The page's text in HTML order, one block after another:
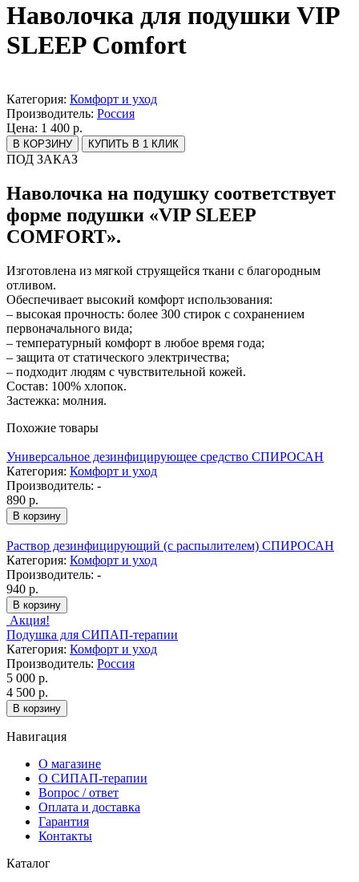
Наволочка для подушки VIP
SLEEP Comfort
Категория: Комфорт и уход
Производитель: Россия
Цена: 1 400 р.
ПОД ЗАКАЗ
Наволочка на подушку соответствует
форме подушки «VIP SLEEP
COMFORT».
Изготовлена из мягкой струящейся ткани с благородным
отливом.
Обеспечивает высокий комфорт использования:
– высокая прочность: более 300 стирок с сохранением
первоначального вида;
– температурный комфорт в любое время года;
– защита от статического электричества;
– подходит людям с чувствительной кожей.
Состав: 100% хлопок.
Застежка: молния.
Похожие товары
Универсальное дезинфицирующее средство СПИРОСАН
Категория: Комфорт и уход
Производитель: -
890 р.
Раствор дезинфицирующий (с распылителем) СПИРОСАН
Категория: Комфорт и уход
Производитель: -
940 р.
Акция!
Подушка для СИПАП-терапии
Категория: Комфорт и уход
Производитель: Россия
5 000 р.
4 500 р.
Навигация
О магазине
О СИПАП-терапии
Вопрос / ответ
Оплата и доставка
Гарантия
Контакты
Каталог